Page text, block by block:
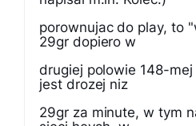
porownujac do play, to
29gr dopiero w
drugiej polowie 148-
jest drozej niz
29gr za minute, w tym